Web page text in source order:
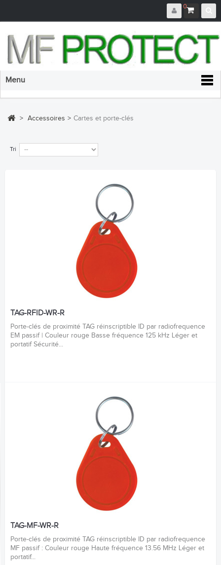
0
Menu
> Accessoires > Cartes et porte-clés
Tri
TAG-RFID-WR-R
Porte-clés de proximité TAG réinscriptible ID par radiofrequence
EM passif | Couleur rouge Basse fréquence 125 kHz Léger et
portatif Sécurité...
TAG-MF-WR-R
Porte-clés de proximité TAG réinscriptible ID par radiofrequence
MF passif : Couleur rouge Haute fréquence 13.56 MHz Léger et
portatif...